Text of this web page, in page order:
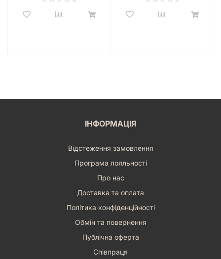
ІНФОРМАЦІЯ
Відстеження замовлення
Програма лояльності
Про нас
Доставка та оплата
Політика конфіденційності
Обмін та повернення
Публічна оферта
Співпраця